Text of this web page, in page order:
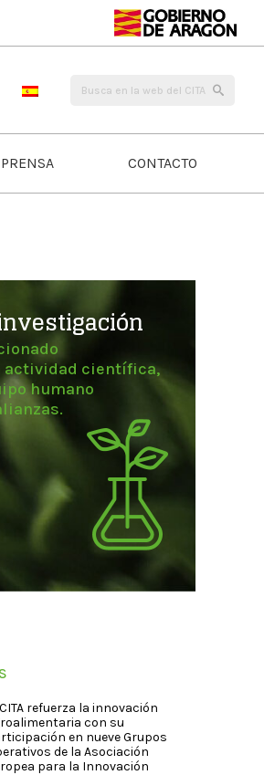
CONTACTO
actividad científica,
humano
refuerza la innovación
con su
en nueve Grupos
de la Asociación
para la Innovación